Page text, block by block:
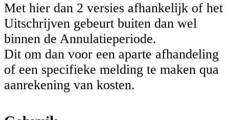
Met hier dan 2 versies afhankelijk of het
Uitschrijven gebeurt buiten dan wel
binnen de Annulatieperiode.
Dit om dan voor een aparte afhandeling
of een specifieke melding te maken qua
aanrekening van kosten.